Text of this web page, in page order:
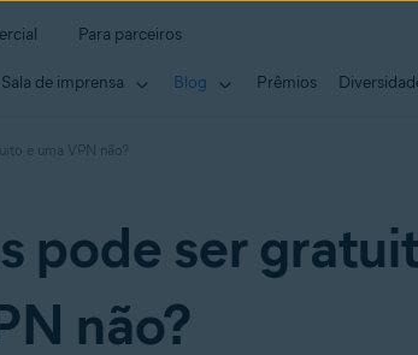
Para parceiros
Sala de imprensa Blog Prêmios
e uma VPN não?
pode ser
não?